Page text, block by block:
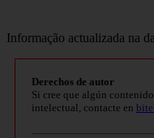
Informação actualizada na
Derechos de autor
Si cree que algún
intelectual, contacte en